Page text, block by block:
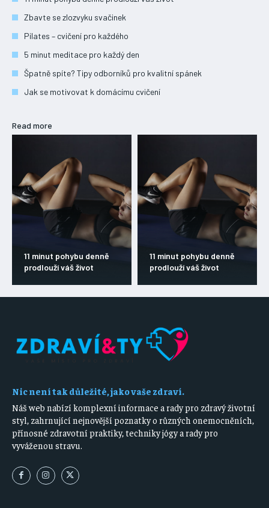
ONEMOCNĚNÍ
STRAVA
Zbavte se zlozvyku svačinek
Pilates – cvičení pro každého
5 minut meditace pro každý den
Špatně spíte? Tipy odborníků pro kvalitní spánek
Jak se motivovat k domácímu cvičení
Read more
11 minut pohybu denně
prodlouží váš život
11 minut pohybu denně
prodlouží váš život
Nic není tak důležité, jako vaše zdraví.
Náš web nabízí komplexní informace a rady pro zdravý životní
styl, zahrnující nejnovější poznatky o různých onemocněních,
přínosné zdravotní praktiky, techniky jógy a rady pro
vyváženou stravu.